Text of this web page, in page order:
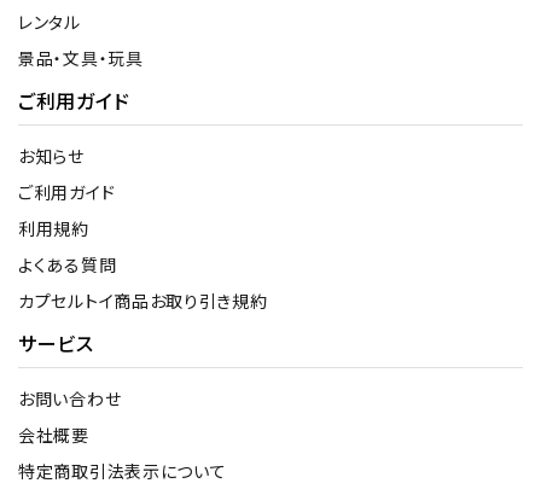
レンタル
景品・文具・玩具
ご利用ガイド
お知らせ
ご利用ガイド
利用規約
よくある質問
カプセルトイ商品お取り引き規約
サービス
お問い合わせ
会社概要
特定商取引法表示について